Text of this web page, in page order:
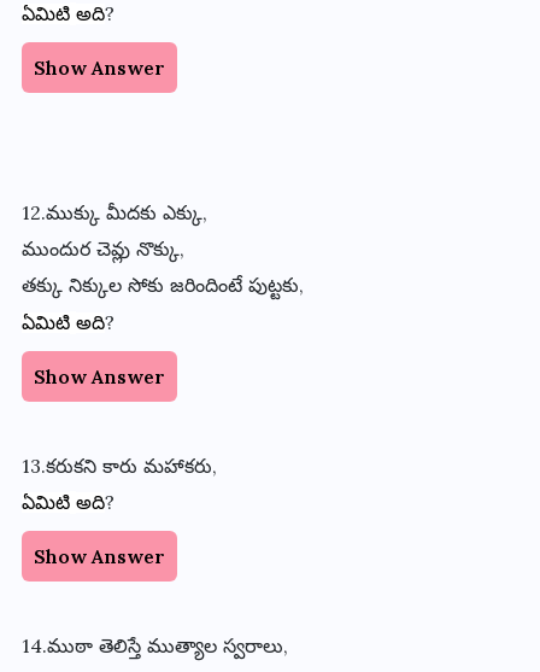
ఏమిటి అది?
Show Answer
12.ముక్కు మీదకు ఎక్కు,
ముందుర చెవ్లు నొక్కు,
తక్కు నిక్కుల సోకు జరిందింటే పుట్టకు,
ఏమిటి అది?
Show Answer
13.కరుకని కారు మహాకరు,
ఏమిటి అది?
Show Answer
14.ముఠా తెలిస్తే ముత్యాల స్వరాలు,